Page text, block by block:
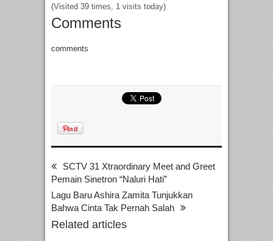
(Visited 39 times, 1 visits today)
Comments
comments
SCTV 31 Xtraordinary Meet and Greet
Pemain Sinetron “Naluri Hati”
Lagu Baru Ashira Zamita Tunjukkan
Bahwa Cinta Tak Pernah Salah
Related articles